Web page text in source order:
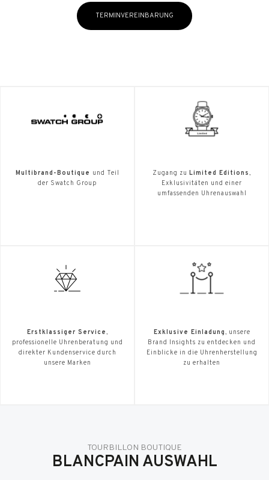
TERMINVEREINBARUNG
Multibrand-Boutique
und Teil
der Swatch Group
Zugang zu Limited Editions,
Exklusivitäten und einer
umfassenden Uhrenauswahl
Erstklassiger Service,
professionelle Uhrenberatung und
direkter Kundenservice durch
unsere Marken
Exklusive Einladung, unsere
Brand Insights zu entdecken und
Einblicke in die Uhrenherstellung
zu erhalten
TOURBILLON BOUTIQUE
BLANCPAIN AUSWAHL